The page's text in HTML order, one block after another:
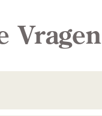
Vragen